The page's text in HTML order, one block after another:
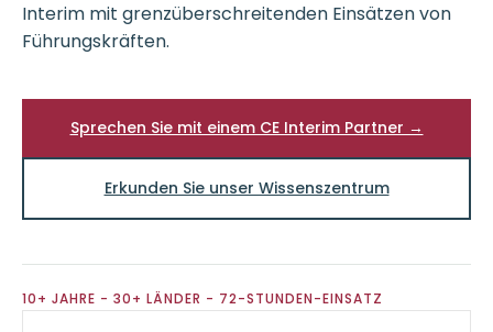
Interim mit grenzüberschreitenden Einsätzen von
Führungskräften.
Sprechen Sie mit einem CE Interim Partner →
Erkunden Sie unser Wissenszentrum
10+ JAHRE - 30+ LÄNDER - 72-STUNDEN-EINSATZ